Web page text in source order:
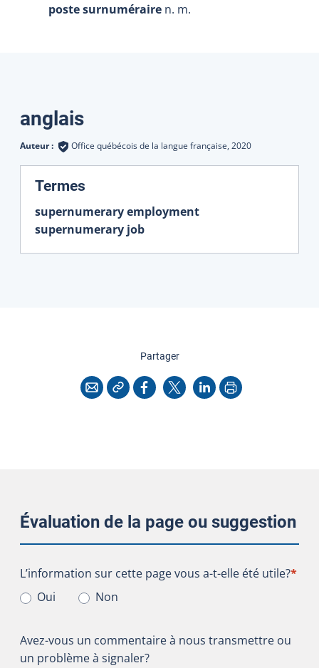
poste surnuméraire n. m.
Traductions
anglais
Auteur : Office québécois de la langue française, 2020
Termes
supernumerary employment
supernumerary job
Partagercette page
CourrielCopier l'adresse
Facebook
X LinkedInImprimer
Évaluation de la page ou suggestion
L’information sur cette page vous a-t-elle été utile?
L’information sur cette page vous a-t-elle été utile?*
Oui
Non
Avez-vous un commentaire à nous transmettre ou
un problème à signaler?